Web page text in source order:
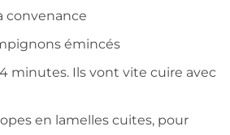
convenance
émincés
4 minutes. Ils vont vite cuire avec
en lamelles cuites, pour